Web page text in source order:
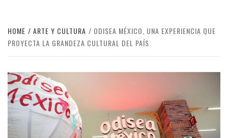
HOME ARTE Y CULTURA
ODISEA MÉXICO, UNA EXPERIENCIA QUE
PROYECTA LA GRANDEZA CULTURAL DEL PAÍS